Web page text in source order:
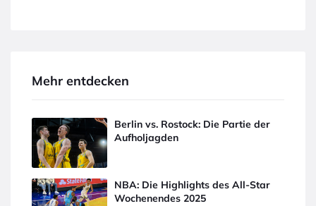
Mehr entdecken
Berlin vs. Rostock: Die Partie der
Aufholjagden
NBA: Die Highlights des All-Star
Wochenendes 2025